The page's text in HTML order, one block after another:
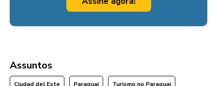
Assuntos
Ciudad del Este Paraguai Turismo no Paraguai